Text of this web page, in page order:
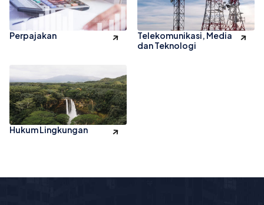
Perpajakan
Telekomunikasi, Media
dan Teknologi
Hukum Lingkungan